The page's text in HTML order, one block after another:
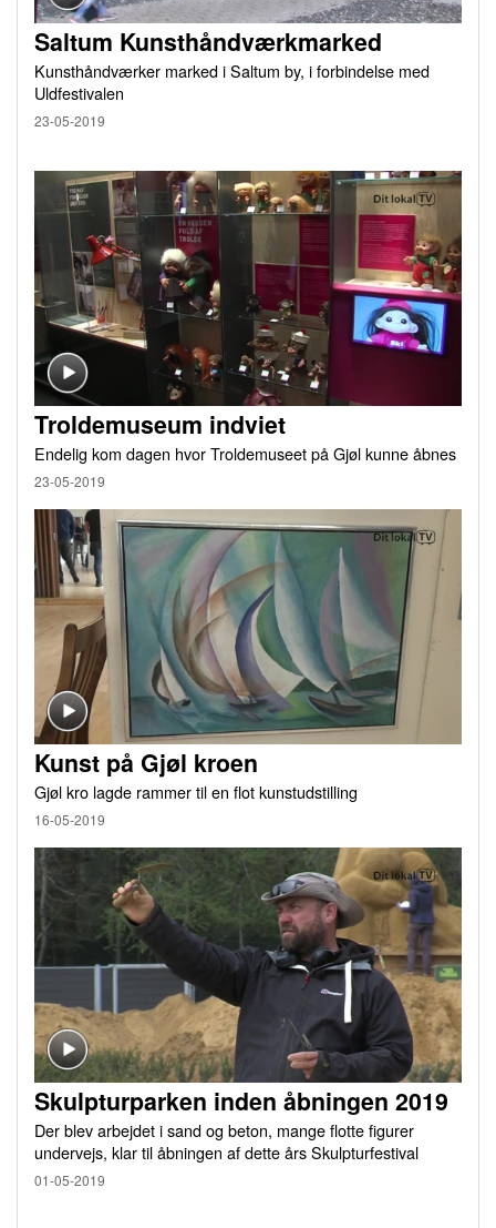
Saltum Kunsthåndværkmarked
Kunsthåndværker marked i Saltum by, i forbindelse med
Uldfestivalen
23-05-2019
Troldemuseum indviet
Endelig kom dagen hvor Troldemuseet på Gjøl kunne åbnes
23-05-2019
Kunst på Gjøl kroen
Gjøl kro lagde rammer til en flot kunstudstilling
16-05-2019
Skulpturparken inden åbningen 2019
Der blev arbejdet i sand og beton, mange flotte figurer
undervejs, klar til åbningen af dette års Skulpturfestival
01-05-2019